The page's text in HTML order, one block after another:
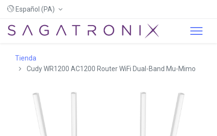
Español (PA)
Tienda
Cudy WR1200 AC1200 Router WiFi Dual-Band Mu-Mimo